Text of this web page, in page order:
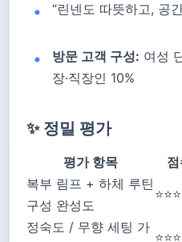
“린넨도 따뜻하고, 공
방문 고객 구성: 여성
장·직장인 10%
✨ 정밀 평가
평가 항목
복부 림프 + 하체 루틴
구성 완성도
정숙도 / 무향 세팅 가